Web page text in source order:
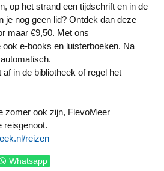
op het strand een tijdschrift en in de
je nog geen lid? Ontdek dan deze
maar €9,50. Met ons
ook e-books en luisterboeken. Na
in de bibliotheek of regel het
zomer ook zijn, FlevoMeer
reisgenoot.
reizen
Whatsapp